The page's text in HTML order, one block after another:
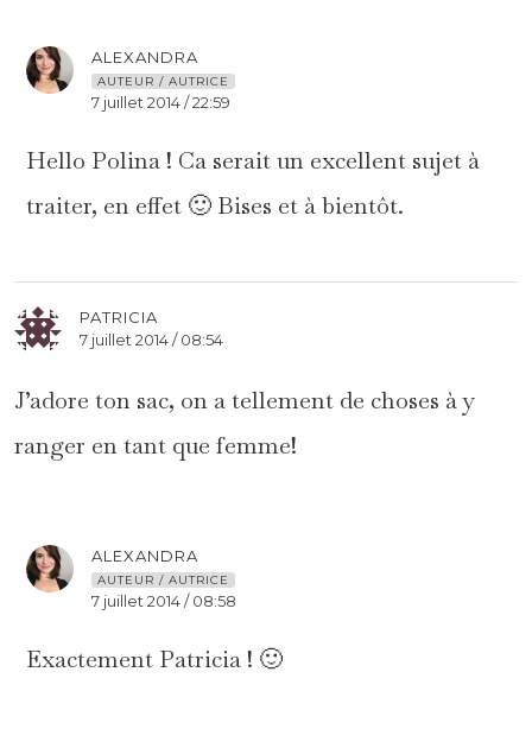
ALEXANDRA
AUTEUR / AUTRICE
7 juillet 2014 / 22:59
Hello Polina ! Ca serait un excellent sujet à
traiter, en effet 🙂 Bises et à bientôt.
PATRICIA
7 juillet 2014 / 08:54
J’adore ton sac, on a tellement de choses à y
ranger en tant que femme!
ALEXANDRA
AUTEUR / AUTRICE
7 juillet 2014 / 08:58
Exactement Patricia ! 🙂